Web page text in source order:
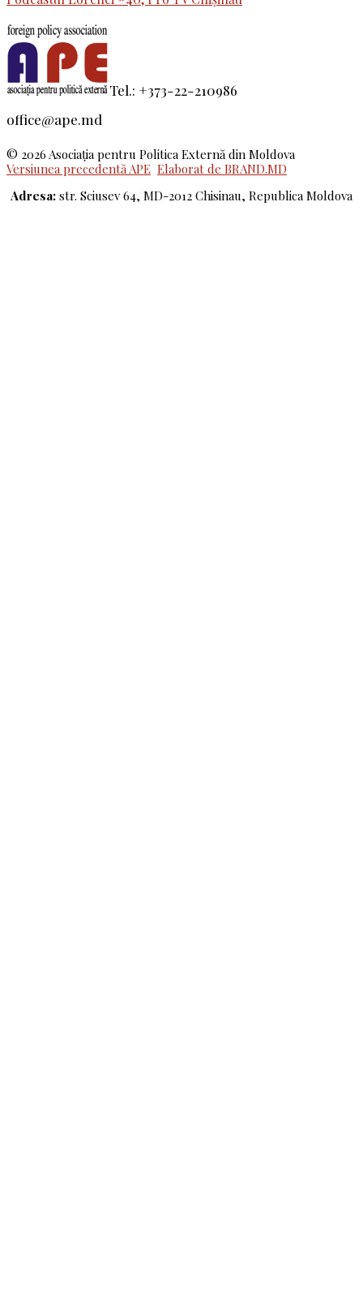
Tel.: +373-22-210986
office@ape.md
© 2026 Asociaţia pentru Politica Externă din Moldova
Versiunea precedentă APE Elaborat de BRAND.MD
Adresa: str. Sciusev 64, MD-2012 Chisinau, Republica Moldova